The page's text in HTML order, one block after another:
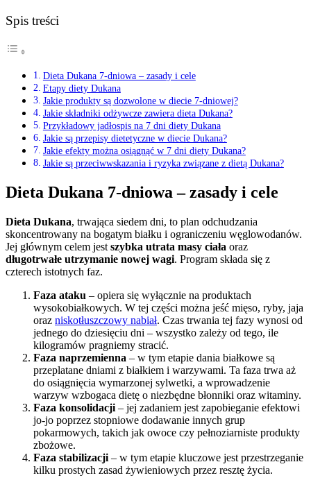
Spis treści
Dieta Dukana 7-dniowa – zasady i cele
Etapy diety Dukana
Jakie produkty są dozwolone w diecie 7-dniowej?
Jakie składniki odżywcze zawiera dieta Dukana?
Przykładowy jadłospis na 7 dni diety Dukana
Jakie są przepisy dietetyczne w diecie Dukana?
Jakie efekty można osiągnąć w 7 dni diety Dukana?
Jakie są przeciwwskazania i ryzyka związane z dietą Dukana?
Dieta Dukana 7-dniowa – zasady i cele
Dieta Dukana, trwająca siedem dni, to plan odchudzania
skoncentrowany na bogatym białku i ograniczeniu węglowodanów.
Jej głównym celem jest szybka utrata masy ciała oraz
długotrwałe utrzymanie nowej wagi. Program składa się z
czterech istotnych faz.
Faza ataku – opiera się wyłącznie na produktach
wysokobiałkowych. W tej części można jeść mięso, ryby, jaja
oraz niskotłuszczowy nabiał. Czas trwania tej fazy wynosi od
jednego do dziesięciu dni – wszystko zależy od tego, ile
kilogramów pragniemy stracić.
Faza naprzemienna – w tym etapie dania białkowe są
przeplatane dniami z białkiem i warzywami. Ta faza trwa aż
do osiągnięcia wymarzonej sylwetki, a wprowadzenie
warzyw wzbogaca dietę o niezbędne błonniki oraz witaminy.
Faza konsolidacji – jej zadaniem jest zapobieganie efektowi
jo-jo poprzez stopniowe dodawanie innych grup
pokarmowych, takich jak owoce czy pełnoziarniste produkty
zbożowe.
Faza stabilizacji – w tym etapie kluczowe jest przestrzeganie
kilku prostych zasad żywieniowych przez resztę życia.